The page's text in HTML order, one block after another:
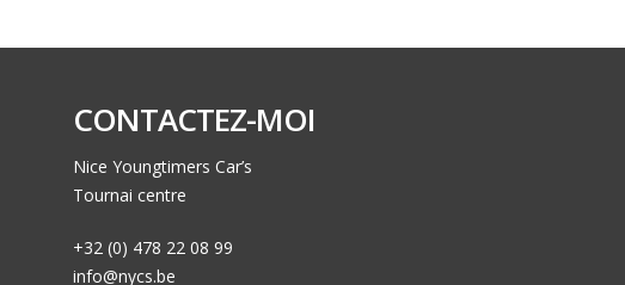
CONTACTEZ-MOI
Nice Youngtimers Car’s
Tournai centre
+32 (0) 478 22 08 99
info@nycs.be